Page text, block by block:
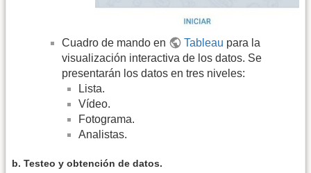
Cuadro de mando en Tableau para la
visualización interactiva de los datos. Se
presentarán los datos en tres niveles:
Lista.
Vídeo.
Fotograma.
Analistas.
b. Testeo y obtención de datos.